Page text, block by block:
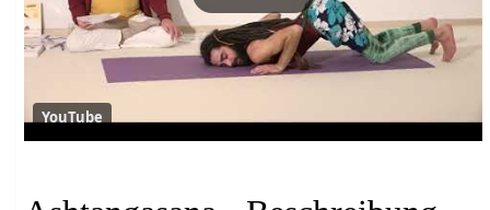
YouTube